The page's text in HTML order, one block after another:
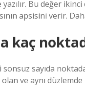
yazılır. Bu değer
apsisini verir.
kaç
sayıda
ve aynı